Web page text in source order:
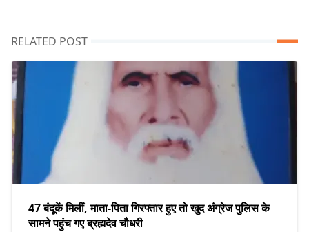
RELATED POST
47 बंदूकें मिलीं, माता-पिता गिरफ्तार हुए तो खुद अंग्रेज पुलिस के
सामने पहुंच गए ब्रह्मदेव चौधरी